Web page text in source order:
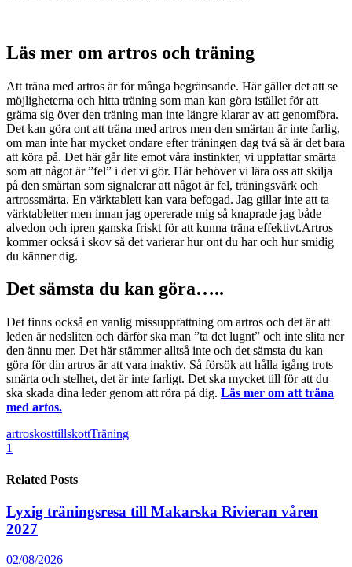
Läs mer om artros och träning
Att träna med artros är för många begränsande. Här gäller det att se
möjligheterna och hitta träning som man kan göra istället för att
gräma sig över den träning man inte längre klarar av att genomföra.
Det kan göra ont att träna med artros men den smärtan är inte farlig,
om man inte har mycket ondare efter träningen dag två så är det bara
att köra på. Det här går lite emot våra instinkter, vi uppfattar smärta
som att något är ”fel” i det vi gör. Här behöver vi lära oss att skilja
på den smärtan som signalerar att något är fel, träningsvärk och
artrossmärta. En värktablett kan vara befogad. Jag gillar inte att ta
värktabletter men innan jag opererade mig så knaprade jag både
alvedon och ipren ganska friskt för att kunna träna effektivt.Artros
kommer också i skov så det varierar hur ont du har och hur smidig
du känner dig.
Det sämsta du kan göra…..
Det finns också en vanlig missuppfattning om artros och det är att
leden är nedsliten och därför ska man ”ta det lugnt” och inte slita ner
den ännu mer. Det här stämmer alltså inte och det sämsta du kan
göra för din artros är att vara inaktiv. Så försök att hålla igång trots
smärta och stelhet, det är inte farligt. Det ska mycket till för att du
ska skada dina leder genom att röra på dig. Läs mer om att träna
med artos.
artroskosttillskottTräning
1
Related Posts
Lyxig träningsresa till Makarska Rivieran våren
2027
02/08/2026